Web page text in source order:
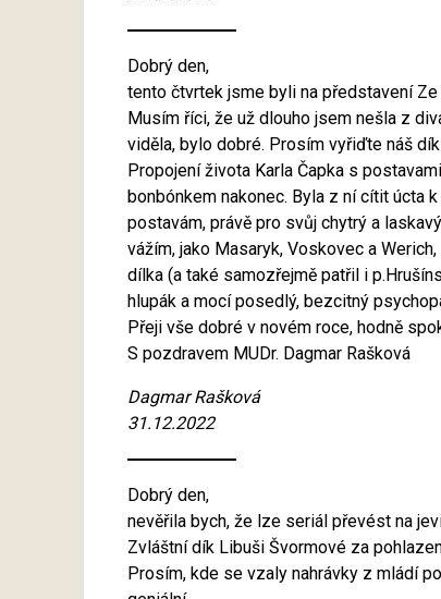
Dobrý den,
tento čtvrtek jsme byli na představení
Musím říci, že už dlouho jsem nešla z
viděla, bylo dobré. Prosím vyřiďte náš
Propojení života Karla Čapka s
bonbónkem nakonec. Byla z ní cítit úcta
postavám, právě pro svůj chytrý a
vážím, jako Masaryk, Voskovec a
dílka (a také samozřejmě patřil i
hlupák a mocí posedlý, bezcitný
Přeji vše dobré v novém roce, hodně
S pozdravem MUDr. Dagmar Rašková
Dagmar Rašková
31.12.2022
Dobrý den,
nevěřila bych, že lze seriál převést na
Zvláštní dík Libuši Švormové za
Prosím, kde se vzaly nahrávky z mládí